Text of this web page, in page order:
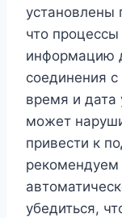
установлены
что процессы
информацию
соединения
время и дата
может
привести к
убедиться,